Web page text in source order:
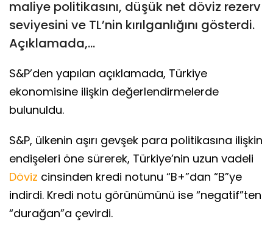
maliye politikasını, düşük net döviz rezerv
seviyesini ve TL’nin kırılganlığını gösterdi.
Açıklamada,...
S&P’den yapılan açıklamada, Türkiye
ekonomisine ilişkin değerlendirmelerde
bulunuldu.
S&P, ülkenin aşırı gevşek para politikasına ilişkin
endişeleri öne sürerek, Türkiye’nin uzun vadeli
Döviz cinsinden kredi notunu “B+”dan “B”ye
indirdi. Kredi notu görünümünü ise “negatif”ten
“durağan”a çevirdi.